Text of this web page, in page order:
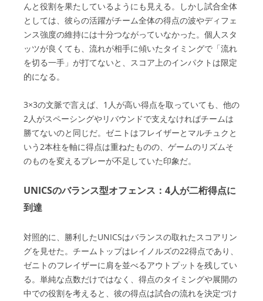
んと役割を果たしているようにも見える。しかし試合全体
としては、彼らの活躍がチーム全体の得点の波やディフェ
ンス強度の維持には十分つながっていなかった。個人スタ
ッツが良くても、流れが相手に傾いたタイミングで「流れ
を切る一手」が打てないと、スコア上のインパクトは限定
的になる。
3×3の文脈で言えば、1人が高い得点を取っていても、他の
2人がスペーシングやリバウンドで支えなければチームは
勝てないのと同じだ。ゼニトはフレイザーとマルチュクと
いう2本柱を軸に得点は重ねたものの、ゲームのリズムそ
のものを変えるプレーが不足していた印象だ。
UNICSのバランス型オフェンス：4人が二桁得点に
到達
対照的に、勝利したUNICSはバランスの取れたスコアリン
グを見せた。チームトップはレイノルズの22得点であり、
ゼニトのフレイザーに肩を並べるアウトプットを残してい
る。単純な点数だけではなく、得点のタイミングや展開の
中での役割を考えると、彼の得点は試合の流れを決定づけ